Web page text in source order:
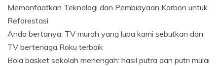
Memanfaatkan Teknologi dan Pembiayaan Karbon untuk
Reforestasi
Anda bertanya: TV murah yang lupa kami sebutkan dan
TV bertenaga Roku terbaik
Bola basket sekolah menengah: hasil putra dan putri mulai